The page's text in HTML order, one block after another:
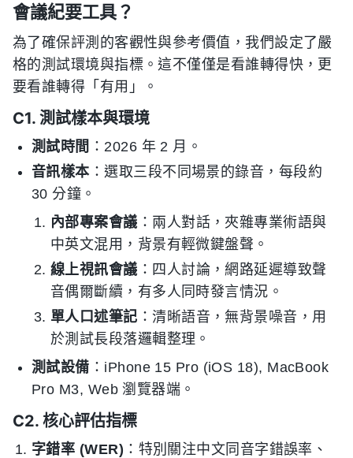
會議紀要工具？
為了確保評測的客觀性與參考價值，我們設定了嚴
格的測試環境與指標。這不僅僅是看誰轉得快，更
要看誰轉得「有用」。
C1. 測試樣本與環境
測試時間 ：2026 年 2 月。
音訊樣本 ：選取三段不同場景的錄音，每段約
30 分鐘。
內部專案會議 ：兩人對話，夾雜專業術語與
中英文混用，背景有輕微鍵盤聲。
線上視訊會議 ：四人討論，網路延遲導致聲
音偶爾斷續，有多人同時發言情況。
單人口述筆記 ：清晰語音，無背景噪音，用
於測試長段落邏輯整理。
測試設備 ：iPhone 15 Pro (iOS 18), MacBook
Pro M3, Web 瀏覽器端。
C2. 核心評估指標
字錯率 (WER) ：特別關注中文同音字錯誤率、